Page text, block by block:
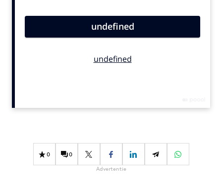
Carriere
Diversiteit
0 0
Advertentie